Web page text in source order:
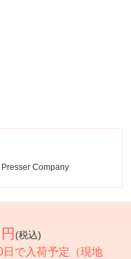
Company
(税込)
日で入荷予定（現地